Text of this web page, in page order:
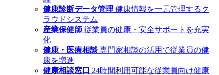
健康診断データ管理 健康情報を一元管理するク
ラウドシステム
産業保健師 従業員の健康・安全サポートを充実
化
健康・医療相談 専門家相談の活用で従業員の健
康を増進
健康相談窓口 24時間利用可能な従業員向け健康